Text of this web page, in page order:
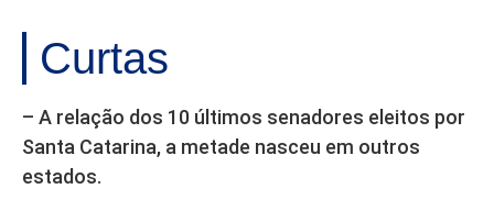
Curtas
– A relação dos 10 últimos senadores eleitos por
Santa Catarina, a metade nasceu em outros
estados.